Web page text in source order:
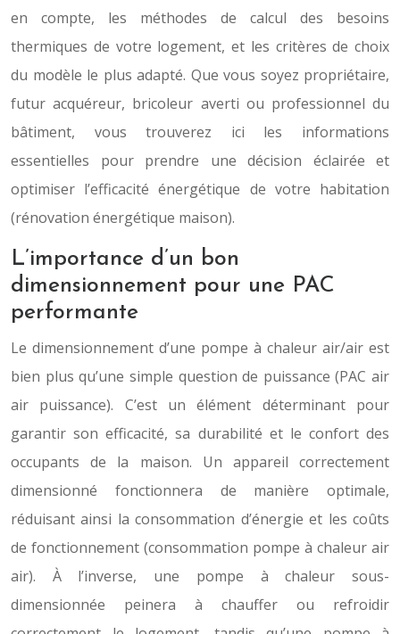
en compte, les méthodes de calcul des besoins
thermiques de votre logement, et les critères de choix
du modèle le plus adapté. Que vous soyez propriétaire,
futur acquéreur, bricoleur averti ou professionnel du
bâtiment, vous trouverez ici les informations
essentielles pour prendre une décision éclairée et
optimiser l’efficacité énergétique de votre habitation
(rénovation énergétique maison).
L’importance d’un bon
dimensionnement pour une PAC
performante
Le dimensionnement d’une pompe à chaleur air/air est
bien plus qu’une simple question de puissance (PAC air
air puissance). C’est un élément déterminant pour
garantir son efficacité, sa durabilité et le confort des
occupants de la maison. Un appareil correctement
dimensionné fonctionnera de manière optimale,
réduisant ainsi la consommation d’énergie et les coûts
de fonctionnement (consommation pompe à chaleur air
air). À l’inverse, une pompe à chaleur sous-
dimensionnée peinera à chauffer ou refroidir